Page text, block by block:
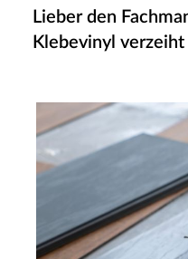
Lieber den
Klebevinyl